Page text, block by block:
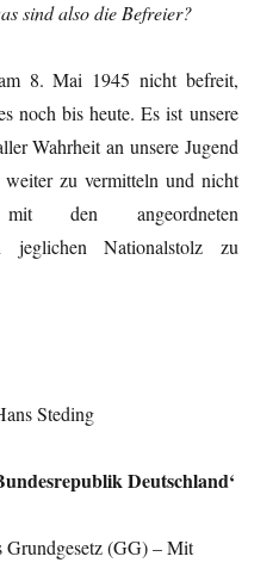
sind also die Befreier?
8. Mai 1945 nicht befreit,
noch bis heute. Es ist unsere
Wahrheit an unsere Jugend
zu vermitteln und nicht
den angeordneten
jeglichen Nationalstolz zu
Steding
Deutschland‘
Grundgesetz (GG) – Mit